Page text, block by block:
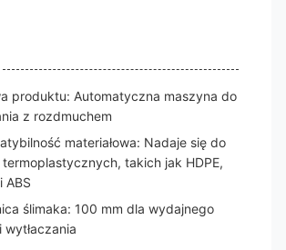
produktu: Automatyczna maszyna do
z rozdmuchem
materiałowa: Nadaje się do
takich jak HDPE,
ABS
ślimaka: 100 mm dla wydajnego
wytłaczania